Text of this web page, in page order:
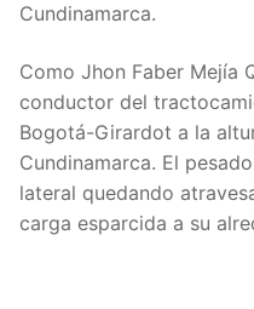
Cundinamarca.
Como Jhon Faber Mejía
conductor del
Bogotá-Girardot a la
Cundinamarca. El
lateral quedando
carga esparcida a su